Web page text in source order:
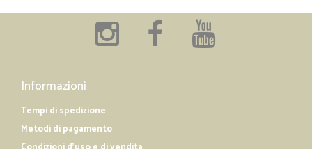
Informazioni
Tempi di spedizione
Metodi di pagamento